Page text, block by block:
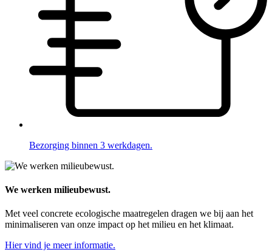
Bezorging binnen 3 werkdagen.
We werken milieubewust.
Met veel concrete ecologische maatregelen dragen we bij aan het
minimaliseren van onze impact op het milieu en het klimaat.
Hier vind je meer informatie.